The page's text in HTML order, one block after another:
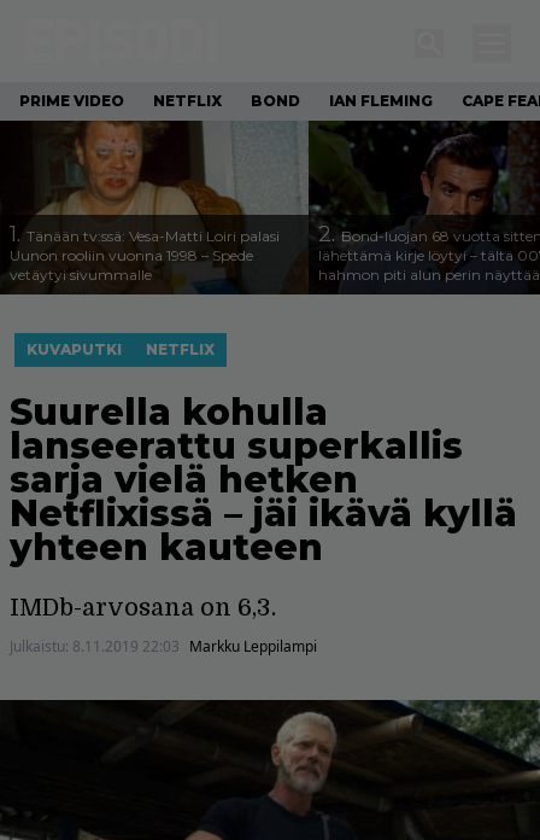
PRIME VIDEO NETFLIX BOND IAN FLEMING CAPE
1. Tänään tv:ssä: Vesa-Matti Loiri palasi
Uunon rooliin vuonna 1998 – Spede
vetäytyi sivummalle
2.Bond-luojan 68 vuotta
lähettämä kirje löytyi – tältä
hahmon piti alun perin näyttää
KUVAPUTKI NETFLIX
Suurella kohulla
lanseerattu superkallis
sarja vielä hetken
Netflixissä – jäi ikävä kyllä
yhteen kauteen
IMDb-arvosana on 6,3.
Julkaistu: 8.11.2019 22:03 Markku Leppilampi